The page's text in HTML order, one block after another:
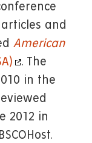
and
American
. The
in the
2012 in